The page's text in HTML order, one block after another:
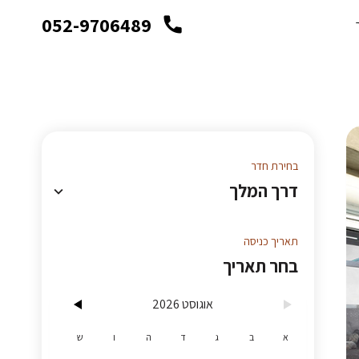
052-9706489
בחירת חדר
דרך המלך
מתחם הדבר האמיתי
דרך המלך
תאריך כניסה
בחר תאריך
אוגוסט 2026
א ב ג ד ה ו ש